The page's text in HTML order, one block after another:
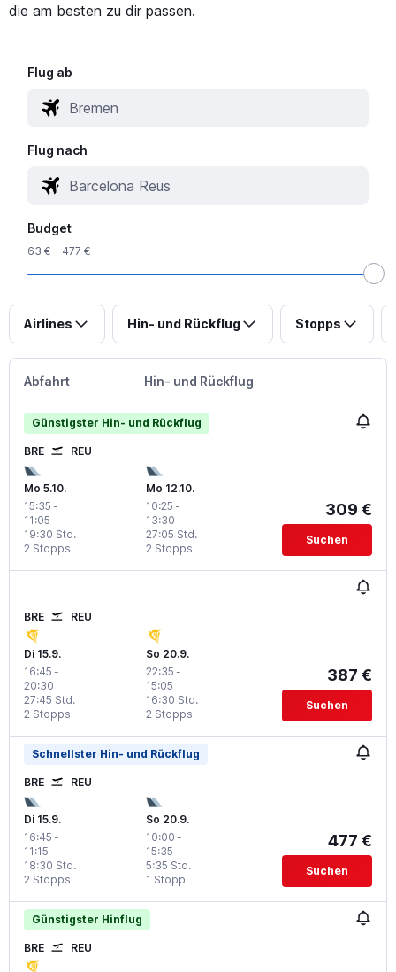
die am besten zu dir passen.
Flug ab
Flug nach
Budget
63 € - 477 €
Airlines Hin- und Rückflug Stopps
Abfahrt Hin- und Rückflug
Günstigster Hin- und Rückflug
BRE REU
Mo 5.10.
15:35 -
11:05
2 Stopps
19:30 Std.
Mo 12.10.
10:25 -
13:30
2 Stopps
27:05 Std.
309 €
Suchen
BRE REU
Di 15.9.
16:45 -
20:30
2 Stopps
27:45 Std.
So 20.9.
22:35 -
15:05
2 Stopps
16:30 Std.
387 €
Suchen
Schnellster Hin- und Rückflug
BRE REU
Di 15.9.
16:45 -
11:15
2 Stopps
18:30 Std.
So 20.9.
10:00 -
15:35
1 Stopp
5:35 Std.
477 €
Suchen
Günstigster Hinflug
BRE REU